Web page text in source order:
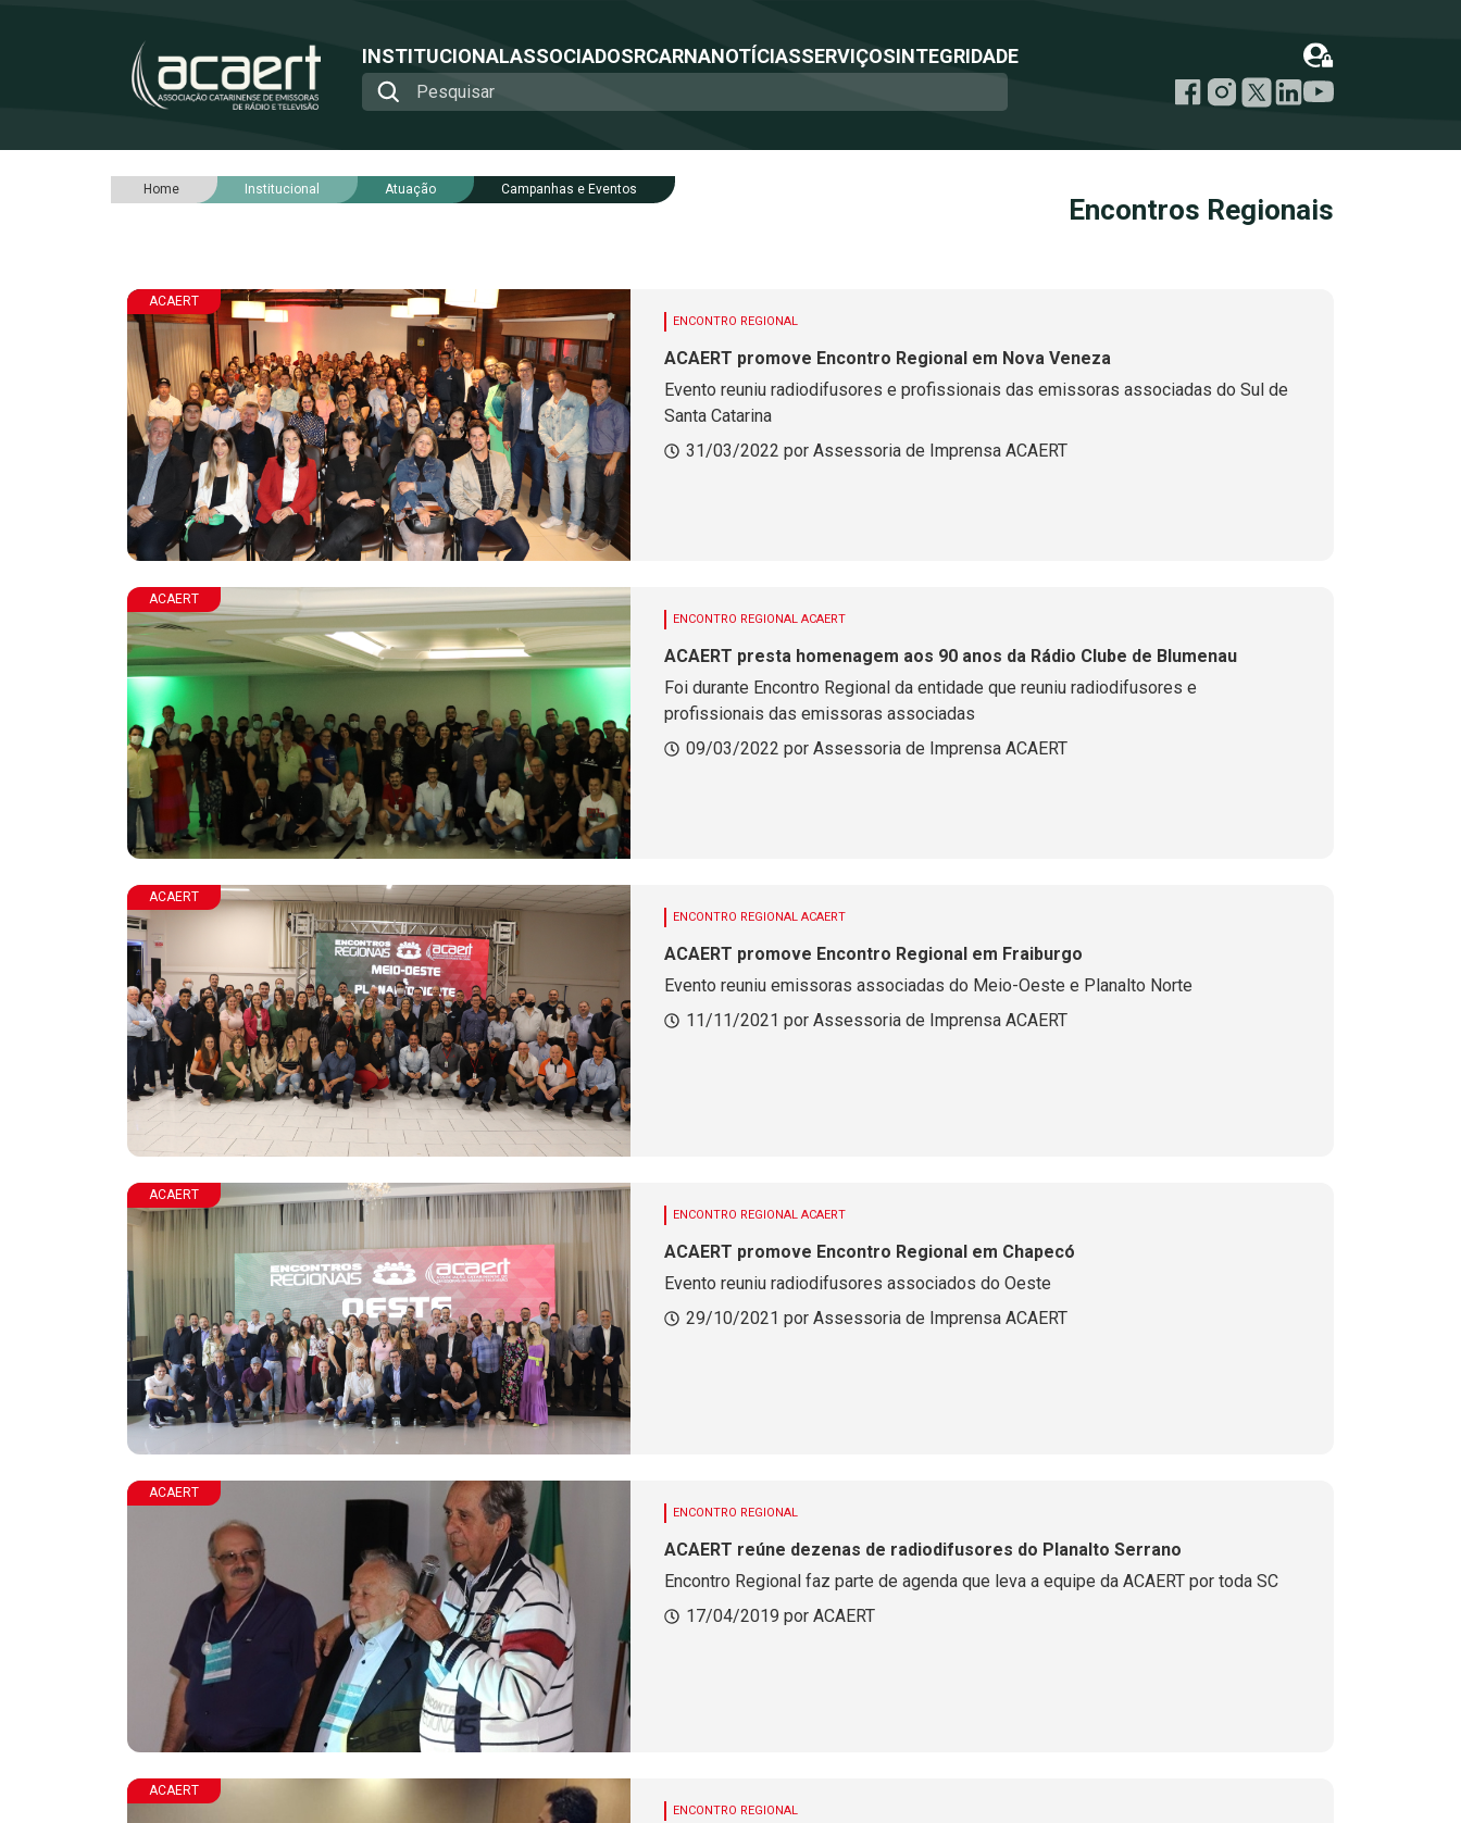
INSTITUCIONALASSOCIADOSRCARNANOTÍCIASSERVIÇOSINTEGRIDADE
Home Institucional Atuação Campanhas e Eventos
Encontros Regionais
ACAERT
ENCONTRO REGIONAL
ACAERT promove Encontro Regional em Nova Veneza
Evento reuniu radiodifusores e profissionais das emissoras associadas do Sul de
Santa Catarina
31/03/2022 por Assessoria de Imprensa ACAERT
ACAERT
ENCONTRO REGIONAL ACAERT
ACAERT presta homenagem aos 90 anos da Rádio Clube de Blumenau
Foi durante Encontro Regional da entidade que reuniu radiodifusores e
profissionais das emissoras associadas
09/03/2022 por Assessoria de Imprensa ACAERT
ACAERT
ENCONTRO REGIONAL ACAERT
ACAERT promove Encontro Regional em Fraiburgo
Evento reuniu emissoras associadas do Meio-Oeste e Planalto Norte
11/11/2021 por Assessoria de Imprensa ACAERT
ACAERT
ENCONTRO REGIONAL ACAERT
ACAERT promove Encontro Regional em Chapecó
Evento reuniu radiodifusores associados do Oeste
29/10/2021 por Assessoria de Imprensa ACAERT
ACAERT
ENCONTRO REGIONAL
ACAERT reúne dezenas de radiodifusores do Planalto Serrano
Encontro Regional faz parte de agenda que leva a equipe da ACAERT por toda SC
17/04/2019 por ACAERT
ACAERT
ENCONTRO REGIONAL